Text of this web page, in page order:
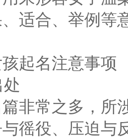
适合、举例等
起名注意事项
非常之多，所
徭役、压迫与